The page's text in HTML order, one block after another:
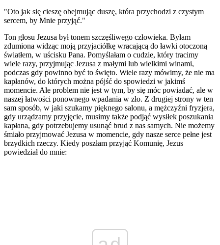
"Oto jak się cieszę obejmując duszę, która przychodzi z czystym
sercem, by Mnie przyjąć."
Ton głosu Jezusa był tonem szczęśliwego człowieka. Byłam
zdumiona widząc moją przyjaciółkę wracającą do ławki otoczoną
światłem, w uścisku Pana. Pomyślałam o cudzie, który tracimy
wiele razy, przyjmując Jezusa z małymi lub wielkimi winami,
podczas gdy powinno być to święto. Wiele razy mówimy, że nie ma
kapłanów, do których można pójść do spowiedzi w jakimś
momencie. Ale problem nie jest w tym, by się móc powiadać, ale w
naszej łatwości ponownego wpadania w zło. Z drugiej strony w ten
sam sposób, w jaki szukamy pięknego salonu, a mężczyźni fryzjera,
gdy urządzamy przyjęcie, musimy także podjąć wysiłek poszukania
kapłana, gdy potrzebujemy usunąć brud z nas samych. Nie możemy
śmiało przyjmować Jezusa w momencie, gdy nasze serce pełne jest
brzydkich rzeczy. Kiedy poszłam przyjąć Komunię, Jezus
powiedział do mnie: